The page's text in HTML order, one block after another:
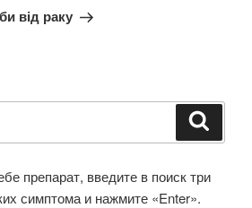
від раку
препарат, введите в поиск три
симптома и нажмите «Enter».